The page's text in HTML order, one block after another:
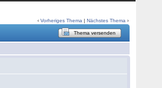
‹Vorheriges Thema |Nächstes Thema ›
Thema versenden